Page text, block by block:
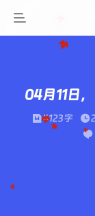
04月11日
4123字